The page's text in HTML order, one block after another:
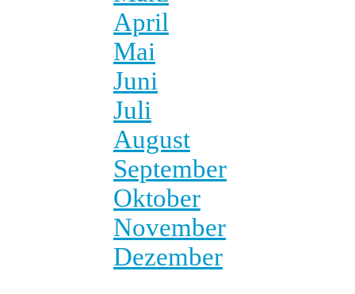
April
Mai
Juni
Juli
August
September
Oktober
November
Dezember